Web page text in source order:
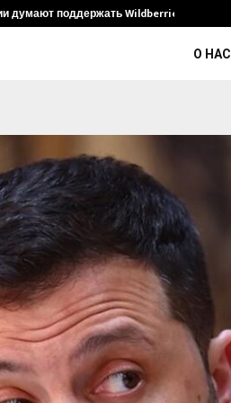
думают поддержать Wildberries и его…
О НАС